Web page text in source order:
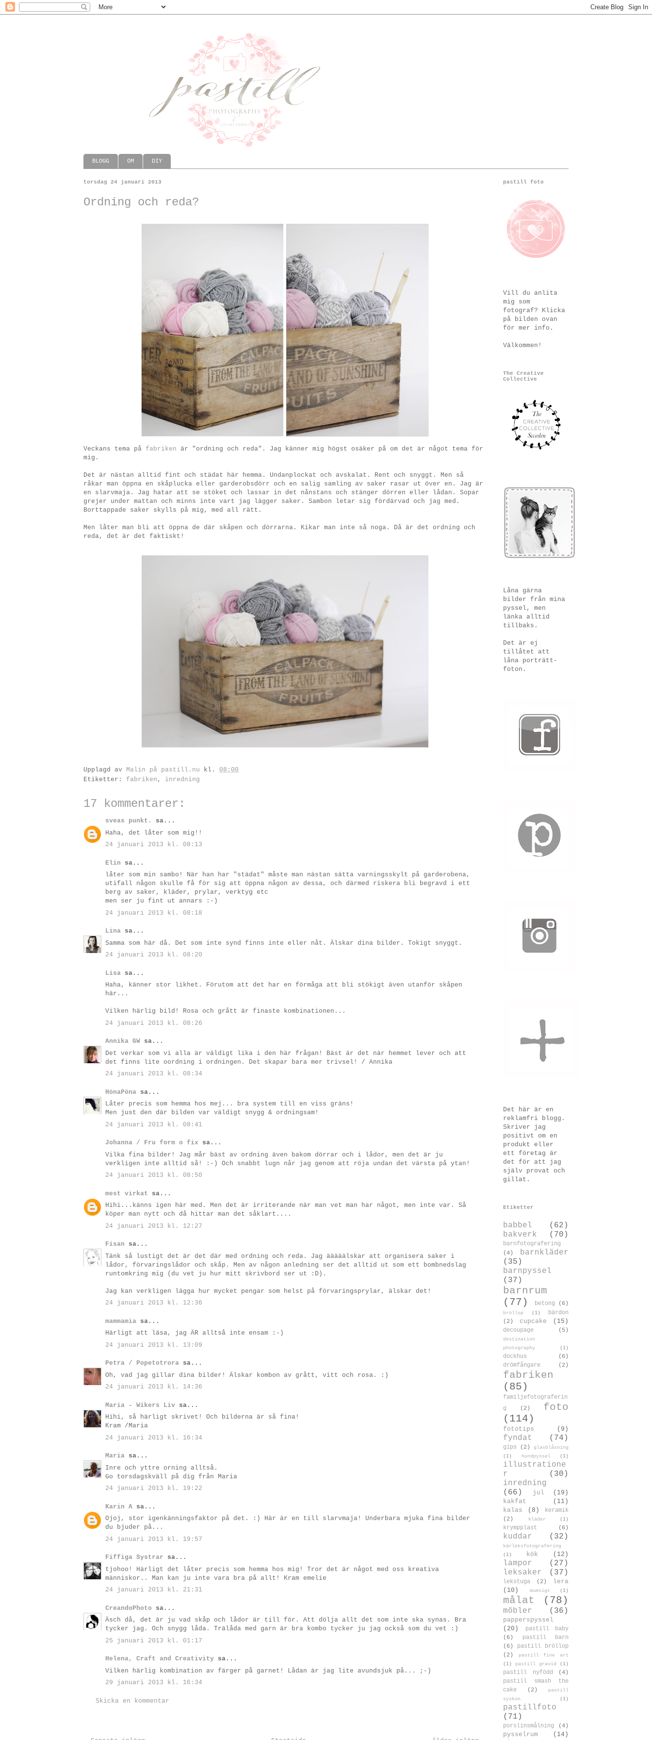
BLOGG OM DIY
torsdag 24 januari 2013
Ordning och reda?
Veckans tema på fabriken är "ordning och reda". Jag känner mig högst osäker på om det är något tema för
mig.
Det är nästan alltid fint och städat här hemma. Undanplockat och avskalat. Rent och snyggt. Men så
råkar man öppna en skåplucka eller garderobsdörr och en salig samling av saker rasar ut över en. Jag är
en slarvmaja. Jag hatar att se stöket och lassar in det nånstans och stänger dörren eller lådan. Sopar
grejer under mattan och minns inte vart jag lägger saker. Sambon letar sig fördärvad och jag med.
Borttappade saker skylls på mig, med all rätt.
Men låter man bli att öppna de där skåpen och dörrarna. Kikar man inte så noga. Då är det ordning och
reda, det är det faktiskt!
Upplagd av Malin på pastill.nu kl. 08:00
Etiketter: fabriken , inredning
17 kommentarer:
sveas punkt.
sa...
Haha, det låter som mig!!
24 januari 2013 kl. 08:13
Elin sa...
låter som min sambo! När han har "städat" måste man nästan sätta varningsskylt på garderobena,
utifall någon skulle få för sig att öppna någon av dessa, och därmed riskera bli begravd i ett
berg av saker, kläder, prylar, verktyg etc
men ser ju fint ut annars :-)
24 januari 2013 kl. 08:18
Lina sa...
Samma som här då. Det som inte synd finns inte eller nåt. Älskar dina bilder. Tokigt snyggt.
24 januari 2013 kl. 08:20
Lisa sa...
Haha, känner stor likhet. Förutom att det har en förmåga att bli stökigt även utanför skåpen
här...
Vilken härlig bild! Rosa och grått är finaste kombinationen...
24 januari 2013 kl. 08:26
Annika GW sa...
Det verkar som vi alla är väldigt lika i den här frågan! Bäst är det när hemmet lever och att
det finns lite oordning i ordningen. Det skapar bara mer trivsel! / Annika
24 januari 2013 kl. 08:34
HönaPöna sa...
Låter precis som hemma hos mej... bra system till en viss gräns!
Men just den där bilden var väldigt snygg & ordningsam!
24 januari 2013 kl. 08:41
Johanna / Fru form o fix sa...
Vilka fina bilder! Jag mår bäst av ordning även bakom dörrar och i lådor, men det är ju
verkligen inte alltid så! :-) Och snabbt lugn når jag genom att röja undan det värsta på ytan!
24 januari 2013 kl. 08:50
mest virkat sa...
Hihi...känns igen här med. Men det är irriterande när man vet man har något, men inte var. Så
köper man nytt och då hittar man det såklart....
24 januari 2013 kl. 12:27
Fisan sa...
Tänk så lustigt det är det där med ordning och reda. Jag ääääälskar att organisera saker i
lådor, förvaringslådor och skåp. Men av någon anledning ser det alltid ut som ett bombnedslag
runtomkring mig (du vet ju hur mitt skrivbord ser ut :D).
Jag kan verkligen lägga hur mycket pengar som helst på förvaringsprylar, älskar det!
24 januari 2013 kl. 12:36
mammamia sa...
Härligt att läsa, jag ÄR alltså inte ensam :-)
24 januari 2013 kl. 13:09
Petra / Popetotrora sa...
Oh, vad jag gillar dina bilder! Älskar kombon av grått, vitt och rosa. :)
24 januari 2013 kl. 14:36
Maria - Wikers Liv sa...
Hihi, så härligt skrivet! Och bilderna är så fina!
Kram /Maria
24 januari 2013 kl. 16:34
Maria sa...
Inre och yttre orning alltså.
Go torsdagskväll på dig från Maria
24 januari 2013 kl. 19:22
Karin A sa...
Ojoj, stor igenkänningsfaktor på det. :) Här är en till slarvmaja! Underbara mjuka fina bilder
du bjuder på...
24 januari 2013 kl. 19:57
Fiffiga Systrar sa...
tjohoo! Härligt det låter precis som hemma hos mig! Tror det är något med oss kreativa
människor.. Man kan ju inte vara bra på allt! Kram emelie
24 januari 2013 kl. 21:31
CreandoPhoto sa...
Äsch då, det är ju vad skåp och lådor är till för. Att dölja allt det som inte ska synas. Bra
tycker jag. Och snygg låda. Trälåda med garn är bra kombo tycker ju jag också som du vet :)
25 januari 2013 kl. 01:17
Helena, Craft and Creativity sa...
Vilken härlig kombination av färger på garnet! Lådan är jag lite avundsjuk på... ;-)
29 januari 2013 kl. 16:34
Skicka en kommentar
pastill foto
Vill du anlita
mig som
fotograf? Klicka
på bilden ovan
för mer info.
Välkommen!
The Creative
Collective
Låna gärna
bilder från mina
pyssel, men
länka alltid
tillbaks.
Det är ej
tillåtet att
låna porträtt-
foton.
Det här är en
reklamfri blogg.
Skriver jag
positivt om en
produkt eller
ett företag är
det för att jag
själv provat och
gillat.
Etiketter
babbel
(62)
bakverk
(70)
barnfotografering
(4)
barnkläder
(35)
barnpyssel
(37)
barnrum
(77)
betong (6)
bröllop (1)
bärdon
(2)
cupcake (15)
decoupage (5)
destination
photography
(1)
dockhus
(6)
drömfångare
(2)
fabriken
(85)
familjefotograferin
g
(2)
foto
(114)
fototips (9)
fyndat (74)
gips (2)
glasblåsning
(1)
hundpyssel (1)
illustratione
r
(30)
inredning
(66)
jul
(19)
kakfat
(11)
kalas
(8)
keramik
(2)
kläder (1)
krympplast (6)
kuddar (32)
kärleksfotografering
(1)
kök (12)
lampor
(27)
leksaker
(37)
lekstuga (2)
lera
(10)
mumsigt (1)
målat (78)
möbler (36)
papperspyssel
(20)
pastill baby
(6)
pastill barn
(6)
pastill bröllop
(2)
pastill fine art
(1)
pastill gravid (1)
pastill nyfödd
(4)
pastill smash the
cake
(2)
pastill
syskon
(1)
pastillfoto
(71)
porslinsmålning (4)
pysselrum
(14)